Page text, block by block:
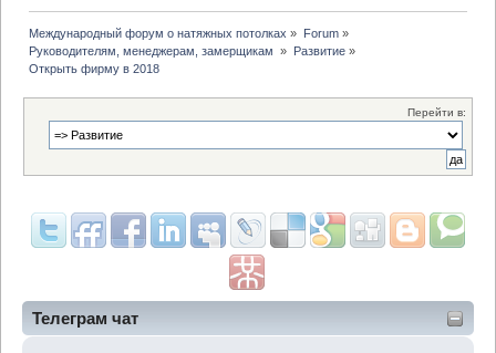
Телеграм чат
Международный форум о натяжных потолках » Forum»
Руководителям, менеджерам, замерщикам » Развитие»
Открыть фирму в 2018
Перейти в: